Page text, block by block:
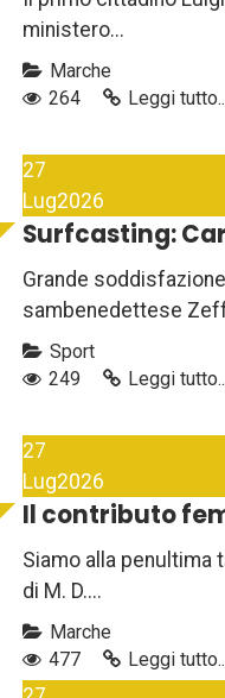
ministero...
Marche
264
Leggi
27
Lug2026
Surfcasting:
Grande
sambenedettese
Sport
249
Leggi
27
Lug2026
Il contributo
Siamo alla penultima
di M. D....
Marche
477
Leggi